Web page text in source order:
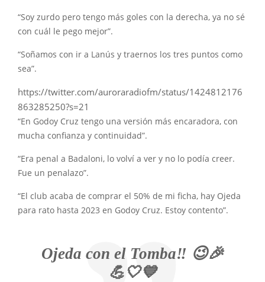
“Soy zurdo pero tengo más goles con la derecha, ya no sé
con cuál le pego mejor”.
“Soñamos con ir a Lanús y traernos los tres puntos como
sea”.
https://twitter.com/auroraradiofm/status/1424812176
863285250?s=21
“En Godoy Cruz tengo una versión más encaradora, con
mucha confianza y continuidad”.
“Era penal a Badaloni, lo volví a ver y no lo podía creer.
Fue un penalazo”.
“El club acaba de comprar el 50% de mi ficha, hay Ojeda
para rato hasta 2023 en Godoy Cruz. Estoy contento”.
Ojeda con el Tomba‼️ 😉🎉
💪🤍💙